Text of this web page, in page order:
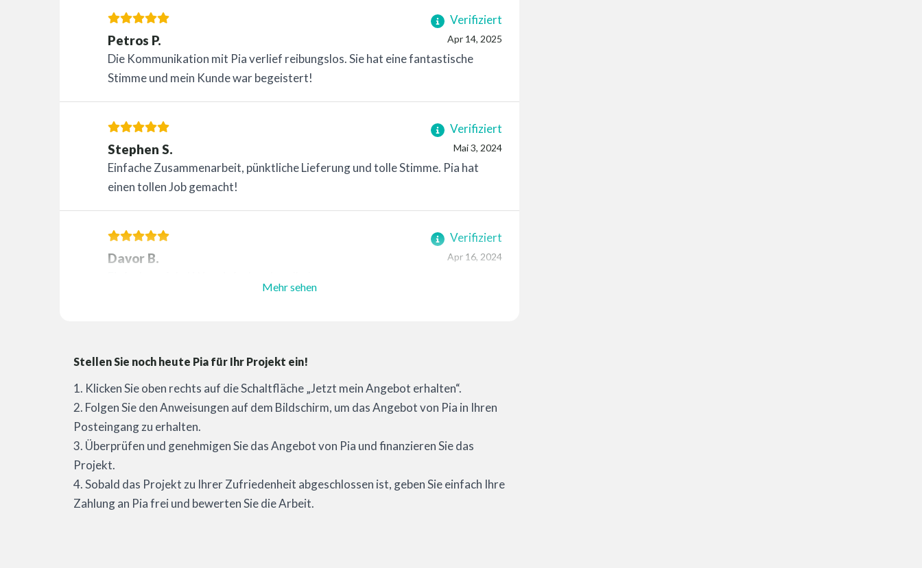
Verifiziert
Apr 14, 2025
Petros P.
Die Kommunikation mit Pia verlief reibungslos. Sie hat eine fantastische
Stimme und mein Kunde war begeistert!
Verifiziert
Mai 3, 2024
Stephen S.
Einfache Zusammenarbeit, pünktliche Lieferung und tolle Stimme. Pia hat
einen tollen Job gemacht!
Verifiziert
Apr 16, 2024
Davor B.
Mehr sehen
Stellen Sie noch heute Pia für Ihr Projekt ein!
1. Klicken Sie oben rechts auf die Schaltfläche „Jetzt mein Angebot erhalten“.
2. Folgen Sie den Anweisungen auf dem Bildschirm, um das Angebot von Pia in Ihren
Posteingang zu erhalten.
3. Überprüfen und genehmigen Sie das Angebot von Pia und finanzieren Sie das
Projekt.
4. Sobald das Projekt zu Ihrer Zufriedenheit abgeschlossen ist, geben Sie einfach Ihre
Zahlung an Pia frei und bewerten Sie die Arbeit.